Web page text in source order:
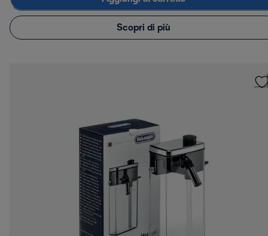
Scopri di più